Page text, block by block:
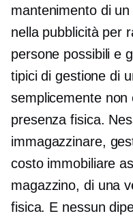
mantenimento di
nella pubblicità per
persone possibili e
tipici di gestione di
semplicemente
presenza fisica.
immagazzinare,
costo immobiliare
magazzino, di una
fisica. E nessun